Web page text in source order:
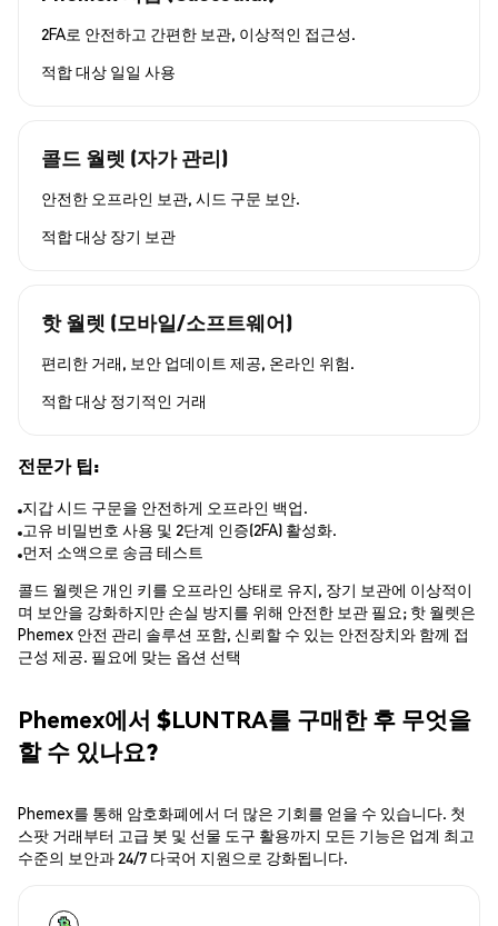
2FA로 안전하고 간편한 보관, 이상적인 접근성.
적합 대상 일일 사용
콜드 월렛 (자가 관리)
안전한 오프라인 보관, 시드 구문 보안.
적합 대상 장기 보관
핫 월렛 (모바일/소프트웨어)
편리한 거래, 보안 업데이트 제공, 온라인 위험.
적합 대상 정기적인 거래
전문가 팁:
지갑 시드 구문을 안전하게 오프라인 백업.
고유 비밀번호 사용 및 2단계 인증(2FA) 활성화.
먼저 소액으로 송금 테스트
콜드 월렛은 개인 키를 오프라인 상태로 유지, 장기 보관에 이상적이
며 보안을 강화하지만 손실 방지를 위해 안전한 보관 필요; 핫 월렛은
Phemex 안전 관리 솔루션 포함, 신뢰할 수 있는 안전장치와 함께 접
근성 제공. 필요에 맞는 옵션 선택
Phemex에서 $LUNTRA를 구매한 후 무엇을
할 수 있나요?
Phemex를 통해 암호화폐에서 더 많은 기회를 얻을 수 있습니다. 첫
스팟 거래부터 고급 봇 및 선물 도구 활용까지 모든 기능은 업계 최고
수준의 보안과 24/7 다국어 지원으로 강화됩니다.